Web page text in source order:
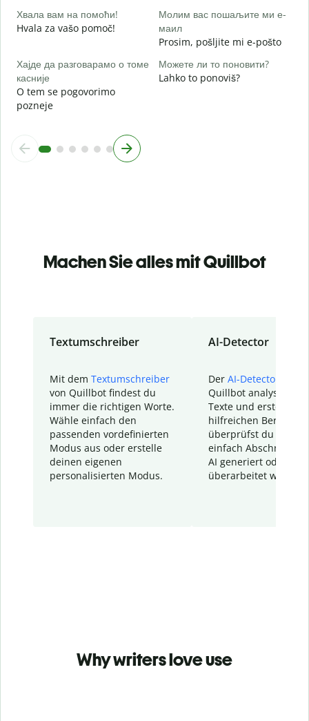
Хвала вам на помоћи!
Hvala za vašo pomoč!
Молим вас пошаљите ми е-
маил
Prosim, pošljite mi e-pošto
Хајде да разговарамо о томе
касније
O tem se pogovorimo
pozneje
Можете ли то поновити?
Lahko to ponoviš?
Machen Sie alles mit Quillbot
Textumschreiber
Mit dem Textumschreiber
von Quillbot findest du
immer die richtigen Worte.
Wähle einfach den
passenden vordefinierten
Modus aus oder erstelle
deinen eigenen
personalisierten Modus.
AI-Detector
Der AI-Detector
Quillbot analysiert
Texte und erstellt
hilfreichen Bericht.
überprüfst du
einfach Abschnitte,
AI generiert oder
überarbeitet wurden.
Why writers love use